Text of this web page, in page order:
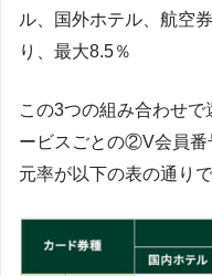
ル、国外ホテル、航空
り、最大8.5％
この3つの組み合わせ
ービスごとの②V会員
元率が以下の表の通りで